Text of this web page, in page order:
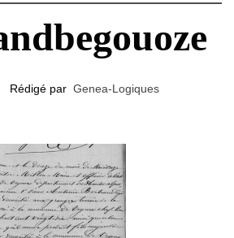
Rédigé par Genea-Logiques